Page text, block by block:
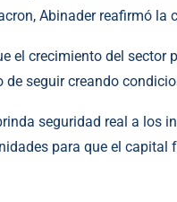
Abinader reafirmó
el crecimiento del sector
de seguir creando
seguridad real a los
para que el capital